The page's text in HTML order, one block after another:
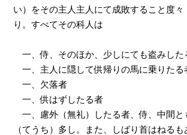
い）をその主人主人にて成敗すること度々
り。すべてその科人は
一、侍、そのほか、少しにても盗みした
一、主人に隠して供帰りの馬に乗りたる
一、欠落者
一、供はずしたる者
一、慮外（無礼）したる者、侍、中間と
（てうち）多し。また、しばり首はねるも